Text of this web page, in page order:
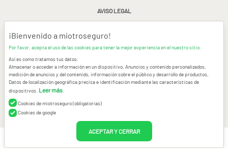
AVISO LEGAL
CONDICIONES GENERALES DE USO
CONTACTAR
© Copyright miotroseguro.com 2026. Todos los derechos reservados
Images designed byFreepik
¡Bienvenido a miotroseguro!
Por favor, acepta el uso de las cookies para tener la mejor experiencia en el nuestro sitio.
Así es como tratamos tus datos:
Almacenar o acceder a información en un dispositivo, Anuncios y contenido personalizados,
medición de anuncios y del contenido, información sobre el público y desarrollo de productos,
Datos de localización geográfica precisa e identificación mediante las características de
dispositivos. Leer más
Cookies de miotroseguro (obligatorias)
Cookies de google
ACEPTAR Y CERRAR